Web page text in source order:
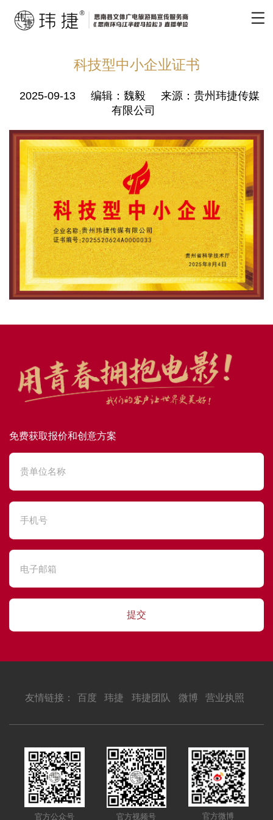
科技型中小企业证书
2025-09-13 编辑：魏毅
来源：贵州玮捷传媒
有限公司
免费获取报价和创意方案
提交
友情链接： 百度 玮捷 玮捷团队 微博 营业执照
官方公众号 官方视频号 官方微博